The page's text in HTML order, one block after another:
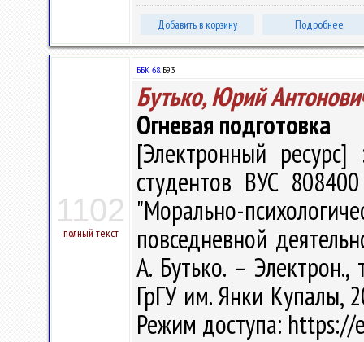
Добавить в корзину Подробнее
1102
полный текст
ББК 68.Б93
Бутько, Юрий
Огневая подготовка
[Электронный ресурс]
студентов ВУС
"Морально-
повседневной
А. Бутько. –
ГрГУ им. Янки Купалы,
Режим доступа: